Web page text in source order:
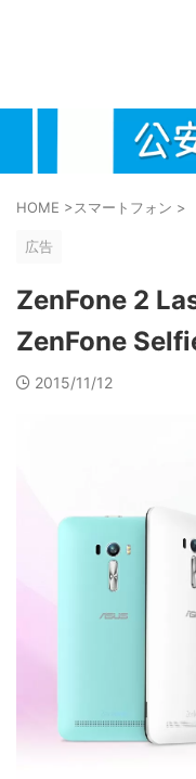
HOME >スマートフォン >
広告
ZenFone 2
ZenFone
2015/11/12